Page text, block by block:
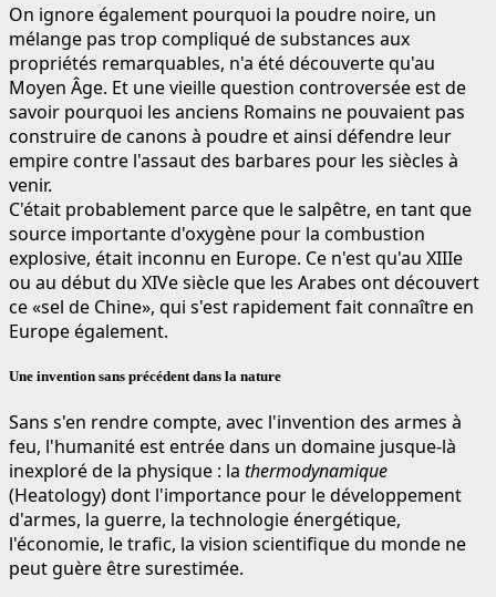
On ignore également pourquoi la poudre noire, un
mélange pas trop compliqué de substances aux
propriétés remarquables, n'a été découverte qu'au
Moyen Âge. Et une vieille question controversée est de
savoir pourquoi les anciens Romains ne pouvaient pas
construire de canons à poudre et ainsi défendre leur
empire contre l'assaut des barbares pour les siècles à
venir.
C'était probablement parce que le salpêtre, en tant que
source importante d'oxygène pour la combustion
explosive, était inconnu en Europe. Ce n'est qu'au XIIIe
ou au début du XIVe siècle que les Arabes ont découvert
ce «sel de Chine», qui s'est rapidement fait connaître en
Europe également.
Une invention sans précédent dans la nature
Sans s'en rendre compte, avec l'invention des armes à
feu, l'humanité est entrée dans un domaine jusque-là
inexploré de la physique : la thermodynamique
(Heatology) dont l'importance pour le développement
d'armes, la guerre, la technologie énergétique,
l'économie, le trafic, la vision scientifique du monde ne
peut guère être surestimée.